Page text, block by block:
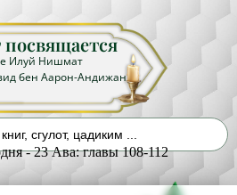
Илуй Нишмат
бен Аарон-Андижан
- 23 Ава: главы 108-112